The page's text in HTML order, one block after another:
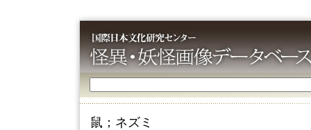
鼠；ネズミ